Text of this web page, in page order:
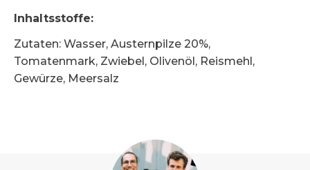
Inhaltsstoffe:
Zutaten: Wasser, Austernpilze 20%,
Tomatenmark, Zwiebel, Olivenöl, Reismehl,
Gewürze, Meersalz